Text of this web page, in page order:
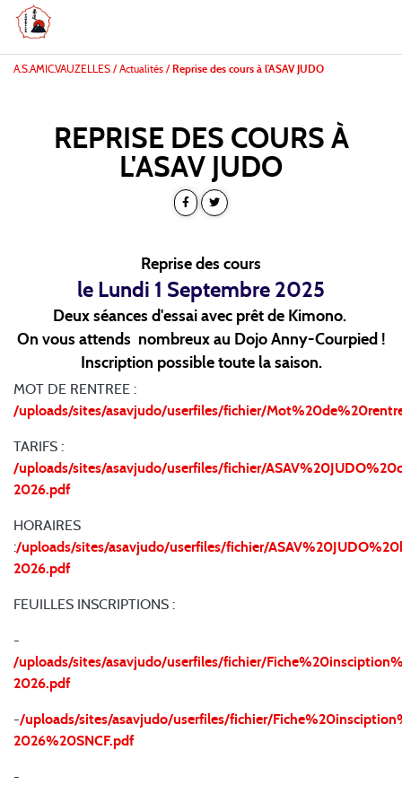
A.S.AMIC.VAUZELLES / Actualités / Reprise des cours à l'ASAV JUDO
REPRISE DES COURS À
L'ASAV JUDO
Reprise des cours
le Lundi 1 Septembre 2025
Deux séances d'essai avec prêt de Kimono.
On vous attends nombreux au Dojo Anny-Courpied !
Inscription possible toute la saison.
MOT DE RENTREE :
/uploads/sites/asavjudo/userfiles/fichier/
TARIFS :
/uploads/sites/asavjudo/userfiles/fichier/
2026.pdf
HORAIRES
:/uploads/sites/asavjudo/userfiles/fichier/
2026.pdf
FEUILLES INSCRIPTIONS :
-
/uploads/sites/asavjudo/userfiles/fichier/
2026.pdf
-/uploads/sites/asavjudo/userfiles/fichier/
2026%20SNCF.pdf
-